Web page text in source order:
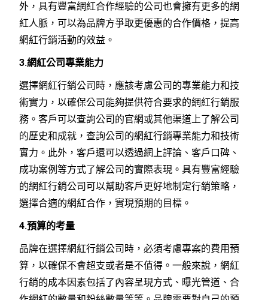
外，具有豐富網紅合作經驗的公司也會擁有更多的網
紅人脈，可以為品牌方爭取更優惠的合作價格，提高
網紅行銷活動的效益。
3.網紅公司專業能力
選擇網紅行銷公司時，應該考慮公司的專業能力和技
術實力，以確保公司能夠提供符合要求的網紅行銷服
務。客戶可以查詢公司的官網或其他渠道上了解公司
的歷史和成就，查詢公司的網紅行銷專業能力和技術
實力。此外，客戶還可以透過網上評論、客戶口碑、
成功案例等方式了解公司的實際表現。具有豐富經驗
的網紅行銷公司可以幫助客戶更好地制定行銷策略，
選擇合適的網紅合作，實現預期的目標。
4.預算的考量
品牌在選擇網紅行銷公司時，必須考慮專案的費用預
算，以確保不會超支或者是不值得。一般來說，網紅
行銷的成本因素包括了內容呈現方式、曝光管道、合